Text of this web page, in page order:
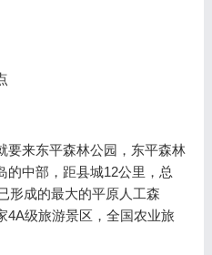
要来东平森林公园，东平森林
的中部，距县城12公里，总
形成的最大的平原人工森
4A级旅游景区，全国农业旅